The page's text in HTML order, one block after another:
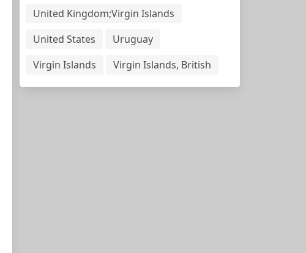
United Kingdom;Virgin Islands
United States
Uruguay
Virgin Islands
Virgin Islands, British